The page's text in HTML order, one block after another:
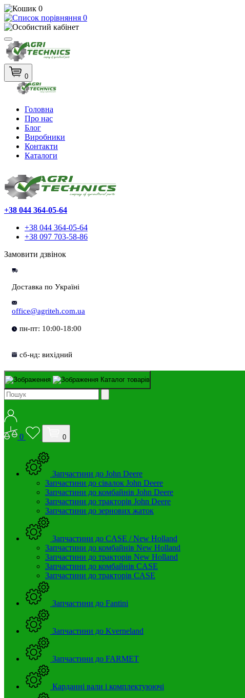
0
0
0
Головна
Про нас
Блог
Виробники
Контакти
Каталоги
+38 044 364-05-64
+38 044 364-05-64
+38 097 703-58-86
Замовити дзвінок
Доставка по Україні
office@agriteh.com.ua
пн-пт: 10:00-18:00
сб-нд: вихідний
Каталог товарів
0 0
Запчастини до John Deere
Запчастини до сівалок John Deere
Запчастини до комбайнів John Deere
Запчастини до тракторів John Deere
Запчастини до зернових жаток
Запчастини до CASE / New Holland
Запчастини до комбайнів New Holland
Запчастини до тракторів New Holland
Запчастини до комбайнів CASE
Запчастини до тракторів CASE
Запчастини до Fantini
Запчастини до Kverneland
Запчастини до FARMET
Карданні вали і комплектуюючі